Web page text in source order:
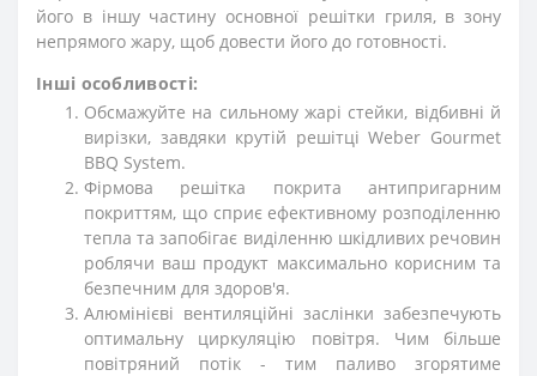
його в іншу частину основної решітки гриля, в зону
непрямого жару, щоб довести його до готовності.
Інші особливості:
Обсмажуйте на сильному жарі стейки, відбивні й
вирізки, завдяки крутій решітці Weber Gourmet
BBQ System.
Фірмова решітка покрита антипригарним
покриттям, що сприє ефективному розподіленню
тепла та запобігає виділенню шкідливих речовин
роблячи ваш продукт максимально корисним та
безпечним для здоров'я.
Алюмінієві вентиляційні заслінки забезпечують
оптимальну циркуляцію повітря. Чим більше
повітряний потік - тим паливо згорятиме